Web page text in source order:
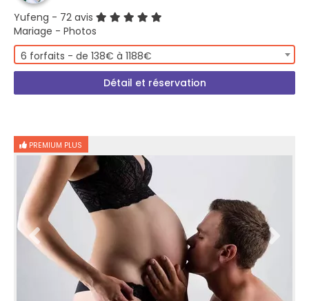
Yufeng - 72 avis
Mariage - Photos
6 forfaits - de 138€ à 1188€
Détail et réservation
PREMIUM PLUS